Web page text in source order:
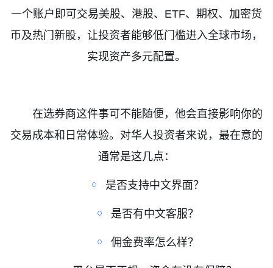
一个账户即可交易美股、港股、 ETF、期权、加密货
币及热门新股，让投资者能够低门槛进入全球市场，
实现资产多元配置。
在选券商这件事可不能随便，他会直接影响你的
交易成本和日常体验。对华人投资者来说，最在意的
通常是这几点：
￮ 是否支持中文界面？
￮ 是否有中文客服？
￮ 佣金费率怎么样？